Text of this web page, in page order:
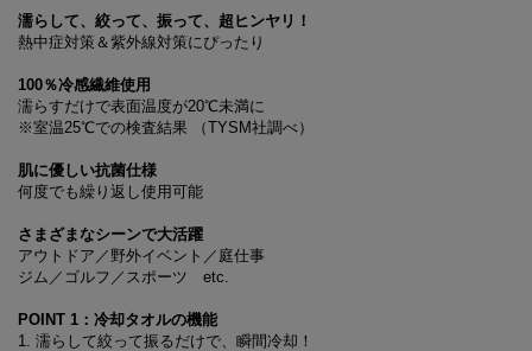
濡らして、絞って、振って、超ヒンヤリ！
熱中症対策＆紫外線対策にぴったり
100％冷感繊維使用
濡らすだけで表面温度が20℃未満に
※室温25℃での検査結果 （TYSM社調べ）
肌に優しい抗菌仕様
何度でも繰り返し使用可能
さまざまなシーンで大活躍
アウトドア／野外イベント／庭仕事
ジム／ゴルフ／スポーツ etc.
POINT 1：冷却タオルの機能
1. 濡らして絞って振るだけで、瞬間冷却！